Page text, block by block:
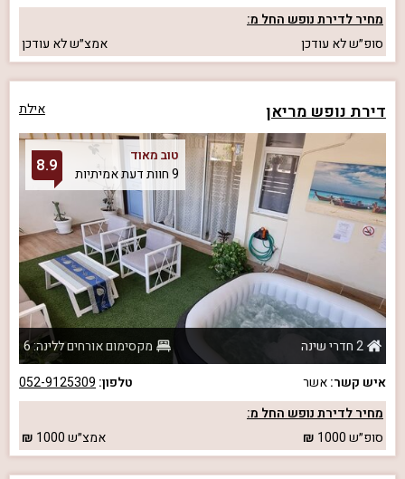
מחיר לדירת נופש החל מ:
סופ״שלא עודכן אמצ״שלא עודכן
דירת נופש מריאן אילת
טוב מאוד
9 חוות דעת אמיתיות
8.9
2 חדרי שינה
מקסימום אורחים ללינה: 6
איש קשר:אשר טלפון: 052-9125309
מחיר לדירת נופש החל מ:
סופ״ש1000 אמצ״ש1000